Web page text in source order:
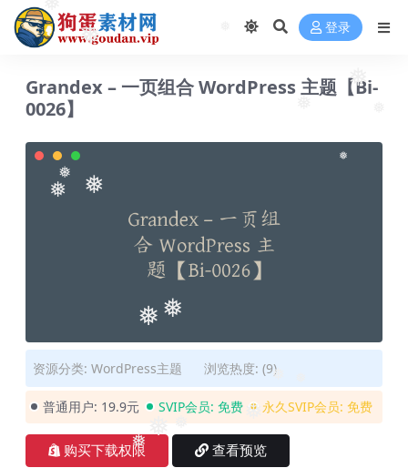
❅
❅
❅
❅
❅ ❅
❅
❅
❅
❅
❅
❅
❅
❅ 登录
Grandex – 一页组合 WordPress 主题【Bi-
0026】
资源分类: WordPress主题 浏览热度: (9)
普通用户: 19.9元 SVIP会员: 免费 永久SVIP会员: 免费
购买下载权限 查看预览